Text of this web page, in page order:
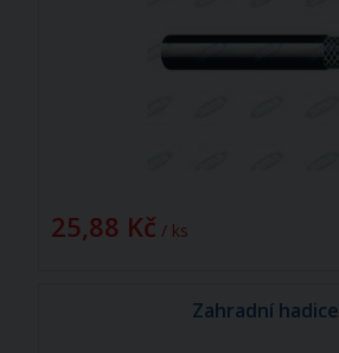
25,88 Kč / ks
Zahradní hadice